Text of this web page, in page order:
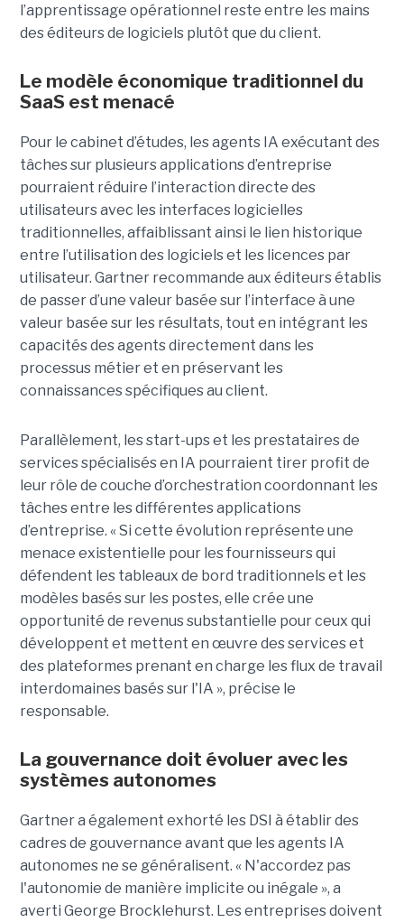
l’apprentissage opérationnel reste entre les mains
des éditeurs de logiciels plutôt que du client.
Le modèle économique traditionnel du
SaaS est menacé
Pour le cabinet d’études, les agents IA exécutant des
tâches sur plusieurs applications d’entreprise
pourraient réduire l’interaction directe des
utilisateurs avec les interfaces logicielles
traditionnelles, affaiblissant ainsi le lien historique
entre l’utilisation des logiciels et les licences par
utilisateur. Gartner recommande aux éditeurs établis
de passer d’une valeur basée sur l’interface à une
valeur basée sur les résultats, tout en intégrant les
capacités des agents directement dans les
processus métier et en préservant les
connaissances spécifiques au client.
Parallèlement, les start-ups et les prestataires de
services spécialisés en IA pourraient tirer profit de
leur rôle de couche d’orchestration coordonnant les
tâches entre les différentes applications
d’entreprise. « Si cette évolution représente une
menace existentielle pour les fournisseurs qui
défendent les tableaux de bord traditionnels et les
modèles basés sur les postes, elle crée une
opportunité de revenus substantielle pour ceux qui
développent et mettent en œuvre des services et
des plateformes prenant en charge les flux de travail
interdomaines basés sur l'IA », précise le
responsable.
La gouvernance doit évoluer avec les
systèmes autonomes
Gartner a également exhorté les DSI à établir des
cadres de gouvernance avant que les agents IA
autonomes ne se généralisent. « N'accordez pas
l'autonomie de manière implicite ou inégale », a
averti George Brocklehurst. Les entreprises doivent